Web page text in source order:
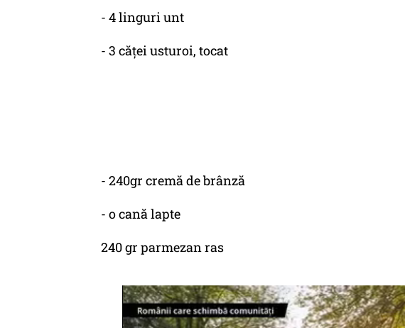
- 4 linguri unt
- 3 căţei usturoi, tocat
- 240gr cremă de brânză
- o cană lapte
240 gr parmezan ras